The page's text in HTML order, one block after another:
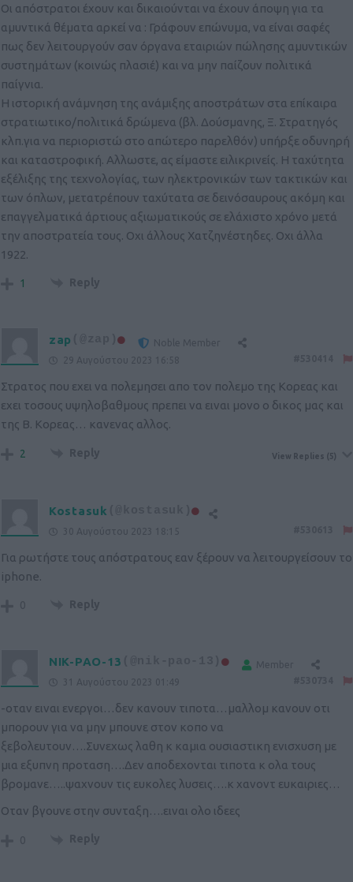
Οι απόστρατοι έχουν και δικαιούνται να έχουν άποψη για τα
αμυντικά θέματα αρκεί να : Γράφουν επώνυμα, να είναι σαφές
πως δεν λειτουργούν σαν όργανα εταιριών πώλησης αμυντικών
συστημάτων (κοινώς πλασιέ) και να μην παίζουν πολιτικά
παίγνια.
Η ιστορική ανάμνηση της ανάμιξης αποστράτων στα επίκαιρα
στρατιωτικο/πολιτικά δρώμενα (βλ. Δούσμανης, Ξ. Στρατηγός
κλπ.για να περιοριστώ στο απώτερο παρελθόν) υπήρξε οδυνηρή
και καταστροφική. Αλλωστε, ας είμαστε ειλικρινείς. Η ταχύτητα
εξέλιξης της τεχνολογίας, των ηλεκτρονικών των τακτικών και
των όπλων, μετατρέπουν ταχύτατα σε δεινόσαυρους ακόμη και
επαγγελματικά άρτιους αξιωματικούς σε ελάχιστο χρόνο μετά
την αποστρατεία τους. Οχι άλλους Χατζηνέστηδες. Οχι άλλα
1922.
1 Reply
zap (@zap)
Noble Member
29 Αυγούστου 2023 16:58
Στρατος που εχει να πολεμησει απο τον πολεμο της Κορεας και
εχει τοσους υψηλοβαθμους πρεπει να ειναι μονο ο δικος μας και
της Β. Κορεας… κανενας αλλος.
2 Reply View Replies (5)
Kostasuk (@kostasuk)
30 Αυγούστου 2023 18:15
Για ρωτήστε τους απόστρατους εαν ξέρουν να λειτουργείσουν το
iphone.
0 Reply
NIK-PAO-13 (@nik-pao-13)
Member
31 Αυγούστου 2023 01:49
-οταν ειναι ενεργοι…δεν κανουν τιποτα…μαλλομ κανουν οτι
μπορουν για να μην μπουνε στον κοπο να
ξεβολευτουν….Συνεχως λαθη κ καμια ουσιαστικη ενισχυση με
μια εξυπνη προταση….Δεν αποδεχονται τιποτα κ ολα τους
βρομανε…..ψαχνουν τις ευκολες λυσεις….κ χανοντ ευκαιριες…
Οταν βγουνε στην συνταξη….ειναι ολο ιδεες
0 Reply